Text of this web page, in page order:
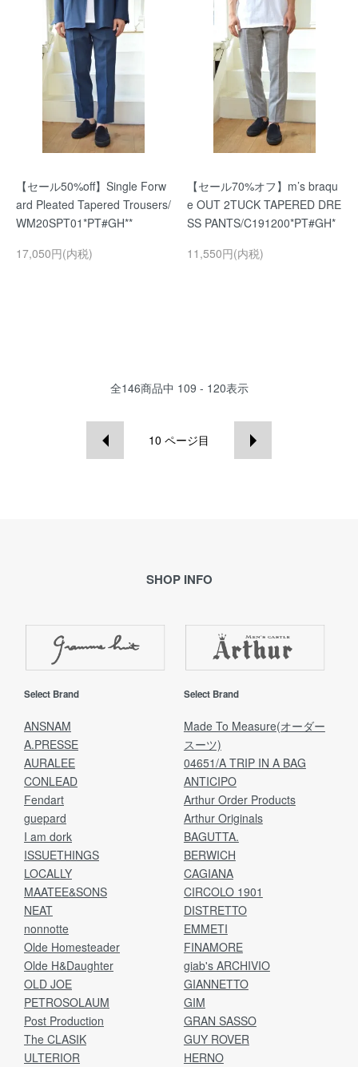
【セール50%off】Single Forw
ard Pleated Tapered Trousers/
WM20SPT01*PT#GH**
17,050円(内税)
【セール70%オフ】m’s braqu
e OUT 2TUCK TAPERED DRE
SS PANTS/C191200*PT#GH*
11,550円(内税)
全146商品中 109 - 120表示
10 ページ目
SHOP INFO
Select Brand
ANSNAM
A.PRESSE
AURALEE
CONLEAD
Fendart
guepard
I am dork
ISSUETHINGS
LOCALLY
MAATEE&SONS
NEAT
nonnotte
Olde Homesteader
Olde H&Daughter
OLD JOE
PETROSOLAUM
Post Production
The CLASIK
ULTERIOR
Select Brand
Made To Measure(オーダー
スーツ)
04651/A TRIP IN A BAG
ANTICIPO
Arthur Order Products
Arthur Originals
BAGUTTA.
BERWICH
CAGIANA
CIRCOLO 1901
DISTRETTO
EMMETI
FINAMORE
giab's ARCHIVIO
GIANNETTO
GIM
GRAN SASSO
GUY ROVER
HERNO